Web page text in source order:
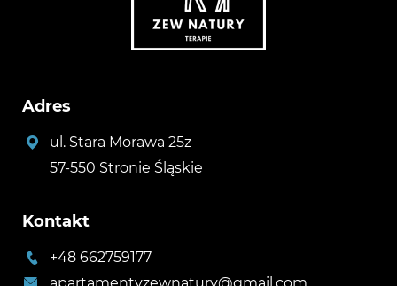
Adres
ul. Stara Morawa 25z
57-550 Stronie Śląskie
Kontakt
+48 662759177